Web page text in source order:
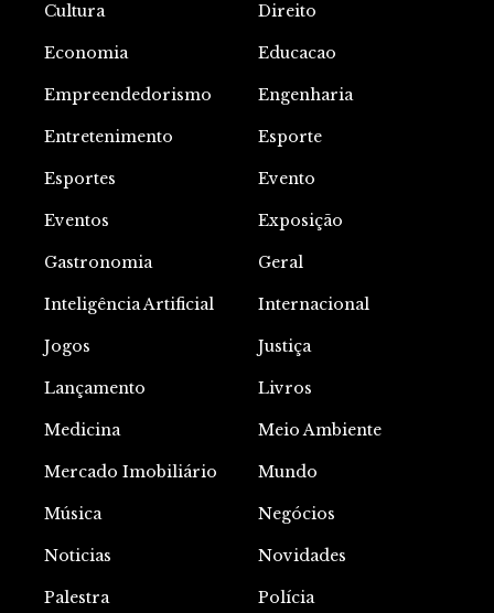
Cultura Direito
Economia Educacao
Empreendedorismo Engenharia
Entretenimento Esporte
Esportes Evento
Eventos Exposição
Gastronomia Geral
Inteligência Artificial Internacional
Jogos Justiça
Lançamento Livros
Medicina Meio Ambiente
Mercado Imobiliário Mundo
Música Negócios
Noticias Novidades
Palestra Polícia